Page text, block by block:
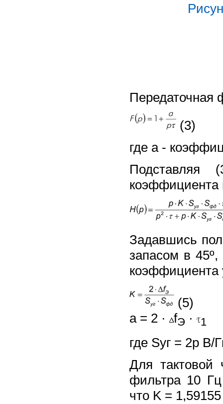
Передаточная
(3)
где a -
коэффициента
Задавшись
запасом в
коэффициента
(5)
a = 2 ·
fЭ · 1
где Sуг = 2p В/
Для тактовой
фильтра 10
что K =